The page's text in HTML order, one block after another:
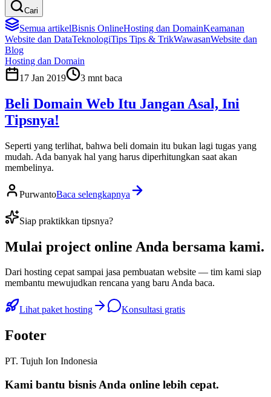
Cari
Semua artikelBisnis OnlineHosting dan DomainKeamanan
Website dan DataTeknologiTips Tips & TrikWawasanWebsite dan
Blog
Hosting dan Domain
17 Jan 2019
3 mnt baca
Beli Domain Web Itu Jangan Asal, Ini
Tipsnya!
Seperti yang terlihat, bahwa beli domain itu bukan lagi tugas yang
mudah. Ada banyak hal yang harus diperhitungkan saat akan
membelinya.
PurwantoBaca selengkapnya
Siap praktikkan tipsnya?
Mulai project online Anda bersama kami.
Dari hosting cepat sampai jasa pembuatan website — tim kami siap
membantu mewujudkan rencana yang baru Anda baca.
Lihat paket hosting Konsultasi gratis
Footer
PT. Tujuh Ion Indonesia
Kami bantu bisnis Anda online lebih cepat.